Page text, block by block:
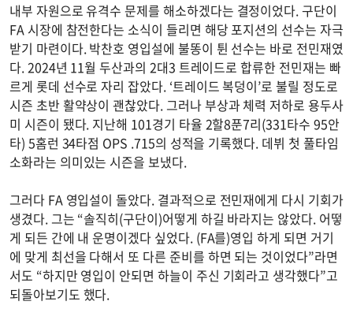
내부 자원으로 유격수 문제를 해소하겠다는 결정이었다. 구단이
FA 시장에 참전한다는 소식이 들리면 해당 포지션의 선수는 자극
받기 마련이다. 박찬호 영입설에 불똥이 튄 선수는 바로 전민재였
다. 2024년 11월 두산과의 2대3 트레이드로 합류한 전민재는 빠
르게 롯데 선수로 자리 잡았다. ‘트레이드 복덩이’로 불릴 정도로
시즌 초반 활약상이 괜찮았다. 그러나 부상과 체력 저하로 용두사
미 시즌이 됐다. 지난해 101경기 타율 2할8푼7리(331타수 95안
타) 5홈런 34타점 OPS .715의 성적을 기록했다. 데뷔 첫 풀타임
소화라는 의미있는 시즌을 보냈다.
그러다 FA 영입설이 돌았다. 결과적으로 전민재에게 다시 기회가
생겼다. 그는 “솔직히(구단이)어떻게 하길 바라지는 않았다. 어떻
게 되든 간에 내 운명이겠다 싶었다. (FA를)영입 하게 되면 거기
에 맞게 최선을 다해서 또 다른 준비를 하면 되는 것이었다”라면
서도 “하지만 영입이 안되면 하늘이 주신 기회라고 생각했다”고
되돌아보기도 했다.